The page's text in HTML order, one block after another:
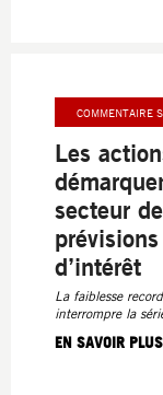
COMMENTAIRE
Les
secteur
d’intérêt
La faiblesse
interrompre la
EN SAVOIR PLUS